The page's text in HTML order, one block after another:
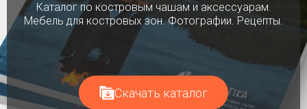
Каталог по костровым чашам и аксессуарам.
Мебель для костровых зон. Фотографии. Рецепты.
Скачать каталог